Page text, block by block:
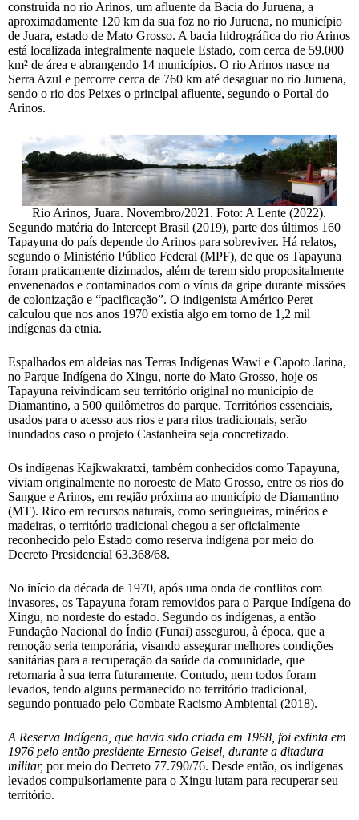
construída no rio Arinos, um afluente da Bacia do Juruena, a
aproximadamente 120 km da sua foz no rio Juruena, no município
de Juara, estado de Mato Grosso. A bacia hidrográfica do rio Arinos
está localizada integralmente naquele Estado, com cerca de 59.000
km² de área e abrangendo 14 municípios. O rio Arinos nasce na
Serra Azul e percorre cerca de 760 km até desaguar no rio Juruena,
sendo o rio dos Peixes o principal afluente, segundo o Portal do
Arinos.
Rio Arinos, Juara. Novembro/2021. Foto: A Lente (2022).
Segundo matéria do Intercept Brasil (2019), parte dos últimos 160
Tapayuna do país depende do Arinos para sobreviver. Há relatos,
segundo o Ministério Público Federal (MPF), de que os Tapayuna
foram praticamente dizimados, além de terem sido propositalmente
envenenados e contaminados com o vírus da gripe durante missões
de colonização e “pacificação”. O indigenista Américo Peret
calculou que nos anos 1970 existia algo em torno de 1,2 mil
indígenas da etnia.
Espalhados em aldeias nas Terras Indígenas Wawi e Capoto Jarina,
no Parque Indígena do Xingu, norte do Mato Grosso, hoje os
Tapayuna reivindicam seu território original no município de
Diamantino, a 500 quilômetros do parque. Territórios essenciais,
usados para o acesso aos rios e para ritos tradicionais, serão
inundados caso o projeto Castanheira seja concretizado.
Os indígenas Kajkwakratxi, também conhecidos como Tapayuna,
viviam originalmente no noroeste de Mato Grosso, entre os rios do
Sangue e Arinos, em região próxima ao município de Diamantino
(MT). Rico em recursos naturais, como seringueiras, minérios e
madeiras, o território tradicional chegou a ser oficialmente
reconhecido pelo Estado como reserva indígena por meio do
Decreto Presidencial 63.368/68.
No início da década de 1970, após uma onda de conflitos com
invasores, os Tapayuna foram removidos para o Parque Indígena do
Xingu, no nordeste do estado. Segundo os indígenas, a então
Fundação Nacional do Índio (Funai) assegurou, à época, que a
remoção seria temporária, visando assegurar melhores condições
sanitárias para a recuperação da saúde da comunidade, que
retornaria à sua terra futuramente. Contudo, nem todos foram
levados, tendo alguns permanecido no território tradicional,
segundo pontuado pelo Combate Racismo Ambiental (2018).
A Reserva Indígena, que havia sido criada em 1968, foi extinta em
1976 pelo então presidente Ernesto Geisel, durante a ditadura
militar, por meio do Decreto 77.790/76. Desde então, os indígenas
levados compulsoriamente para o Xingu lutam para recuperar seu
território.